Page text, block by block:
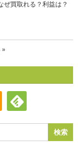
ぜ買取れる？利益は？
»